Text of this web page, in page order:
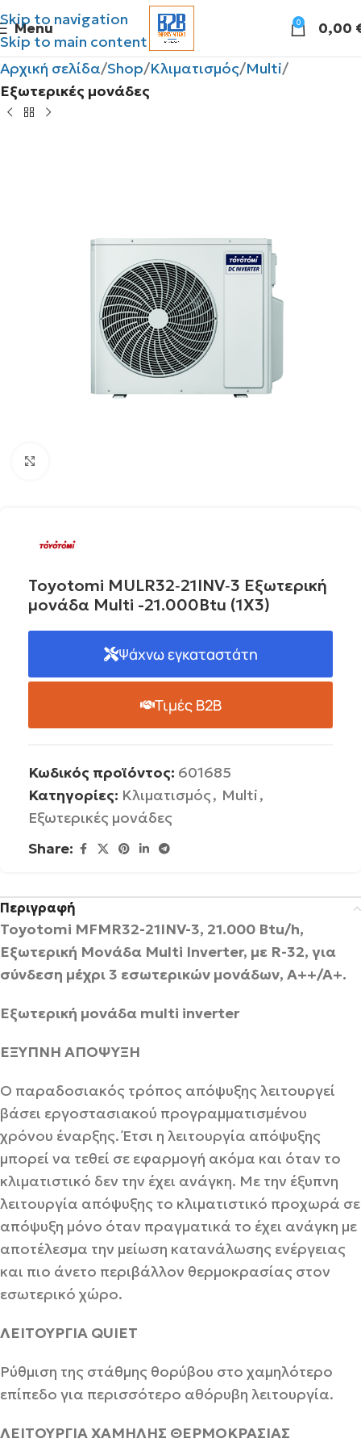
Skip to navigation
Skip to main content
Menu 0 0,00
Αρχική σελίδα Shop Κλιματισμός Multi
Εξωτερικές μονάδες
Toyotomi MULR32‐21INV‐3 Εξωτερική
μονάδα Multi -21.000Btu (1X3)
Ψάχνω εγκαταστάτη
Τιμές B2B
Κωδικός προϊόντος: 601685
Κατηγορίες: Κλιματισμός, Multi,
Εξωτερικές μονάδες
Share:
Περιγραφή
Toyotomi MFMR32-21INV-3, 21.000 Btu/h,
Εξωτερική Μονάδα Multi Inverter, με R-32, για
σύνδεση μέχρι 3 εσωτερικών μονάδων, A++/A+.
Εξωτερική μονάδα multi inverter
ΕΞΥΠΝΗ ΑΠΟΨΥΞΗ
Ο παραδοσιακός τρόπος απόψυξης λειτουργεί
βάσει εργοστασιακού προγραμματισμένου
χρόνου έναρξης. Έτσι η λειτουργία απόψυξης
μπορεί να τεθεί σε εφαρμογή ακόμα και όταν το
κλιματιστικό δεν την έχει ανάγκη. Με την έξυπνη
λειτουργία απόψυξης το κλιματιστικό προχωρά σε
απόψυξη μόνο όταν πραγματικά το έχει ανάγκη με
αποτέλεσμα την μείωση κατανάλωσης ενέργειας
και πιο άνετο περιβάλλον θερμοκρασίας στον
εσωτερικό χώρο.
ΛΕΙΤΟΥΡΓΙΑ QUIET
Ρύθμιση της στάθμης θορύβου στο χαμηλότερο
επίπεδο για περισσότερο αθόρυβη λειτουργία.
ΛΕΙΤΟΥΡΓΙΑ ΧΑΜΗΛΗΣ ΘΕΡΜΟΚΡΑΣΙΑΣ